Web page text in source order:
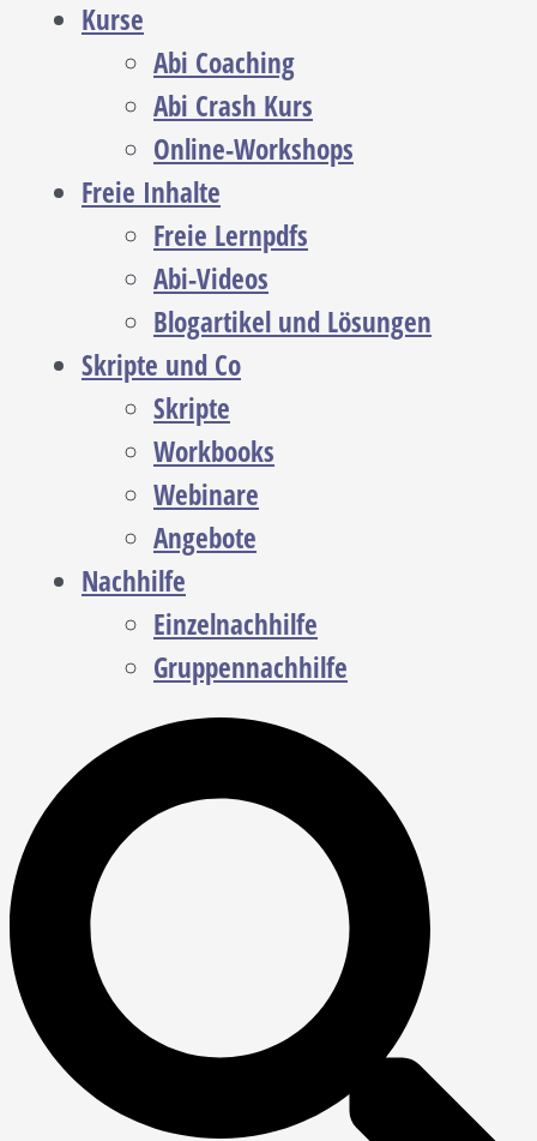
Kurse
Abi Coaching
Abi Crash Kurs
Online-Workshops
Freie Inhalte
Freie Lernpdfs
Abi-Videos
Blogartikel und Lösungen
Skripte und Co
Skripte
Workbooks
Webinare
Angebote
Nachhilfe
Einzelnachhilfe
Gruppennachhilfe